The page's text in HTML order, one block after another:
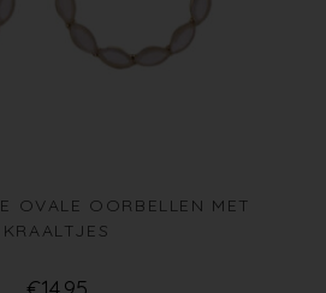
OVALE OORBELLEN MET
KRAALTJES